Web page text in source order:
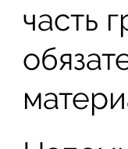
часть